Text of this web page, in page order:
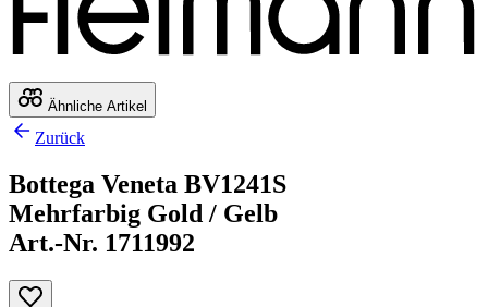
Ähnliche Artikel
Zurück
Bottega Veneta BV1241S
Mehrfarbig Gold / Gelb
Art.-Nr. 1711992